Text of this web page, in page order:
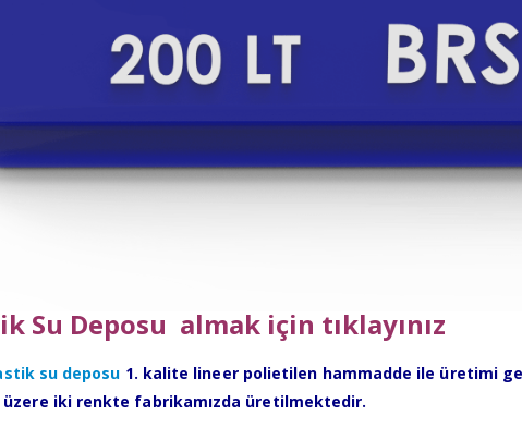
Su Deposu almak için tıklayınız
su deposu 1. kalite lineer polietilen hammadde ile üretimi
üzere iki renkte fabrikamızda üretilmektedir.